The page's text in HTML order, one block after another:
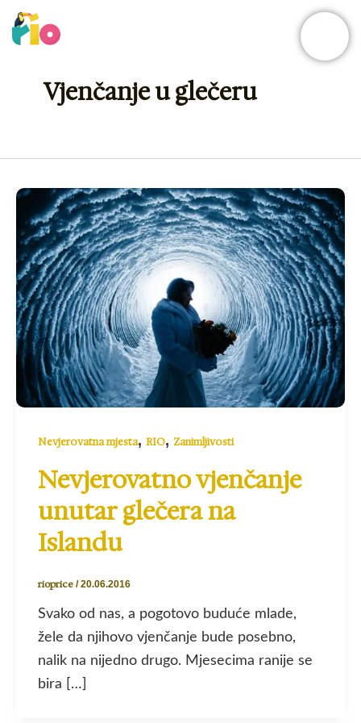
Skip
to
Vjenčanje u glečeru
Nevjerovatna mjesta, RIO, Zanimljivosti
Nevjerovatno vjenčanje
unutar glečera na
Islandu
rioprice /20.06.2016
Svako od nas, a pogotovo buduće mlade,
žele da njihovo vjenčanje bude posebno,
nalik na nijedno drugo. Mjesecima ranije se
bira […]